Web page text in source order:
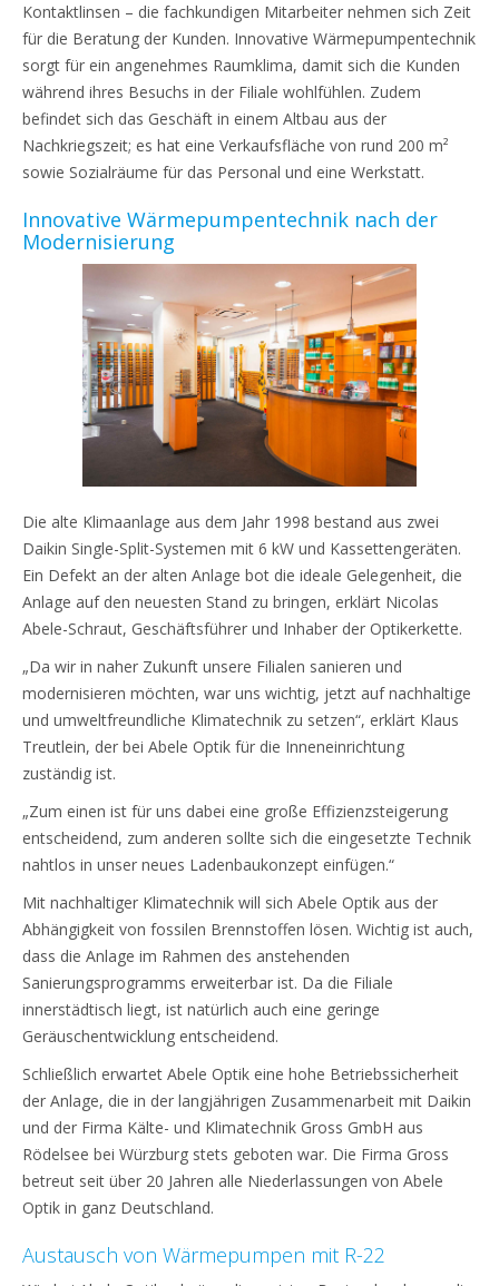
Kontaktlinsen – die fachkundigen Mitarbeiter nehmen sich Zeit
für die Beratung der Kunden. Innovative Wärmepumpentechnik
sorgt für ein angenehmes Raumklima, damit sich die Kunden
während ihres Besuchs in der Filiale wohlfühlen. Zudem
befindet sich das Geschäft in einem Altbau aus der
Nachkriegszeit; es hat eine Verkaufsfläche von rund 200 m²
sowie Sozialräume für das Personal und eine Werkstatt.
Innovative Wärmepumpentechnik nach der
Modernisierung
Die alte Klimaanlage aus dem Jahr 1998 bestand aus zwei
Daikin Single-Split-Systemen mit 6 kW und Kassettengeräten.
Ein Defekt an der alten Anlage bot die ideale Gelegenheit, die
Anlage auf den neuesten Stand zu bringen, erklärt Nicolas
Abele-Schraut, Geschäftsführer und Inhaber der Optikerkette.
„Da wir in naher Zukunft unsere Filialen sanieren und
modernisieren möchten, war uns wichtig, jetzt auf nachhaltige
und umweltfreundliche Klimatechnik zu setzen“, erklärt Klaus
Treutlein, der bei Abele Optik für die Inneneinrichtung
zuständig ist.
„Zum einen ist für uns dabei eine große Effizienzsteigerung
entscheidend, zum anderen sollte sich die eingesetzte Technik
nahtlos in unser neues Ladenbaukonzept einfügen.“
Mit nachhaltiger Klimatechnik will sich Abele Optik aus der
Abhängigkeit von fossilen Brennstoffen lösen. Wichtig ist auch,
dass die Anlage im Rahmen des anstehenden
Sanierungsprogramms erweiterbar ist. Da die Filiale
innerstädtisch liegt, ist natürlich auch eine geringe
Geräuschentwicklung entscheidend.
Schließlich erwartet Abele Optik eine hohe Betriebssicherheit
der Anlage, die in der langjährigen Zusammenarbeit mit Daikin
und der Firma Kälte- und Klimatechnik Gross GmbH aus
Rödelsee bei Würzburg stets geboten war. Die Firma Gross
betreut seit über 20 Jahren alle Niederlassungen von Abele
Optik in ganz Deutschland.
Austausch von Wärmepumpen mit R-22